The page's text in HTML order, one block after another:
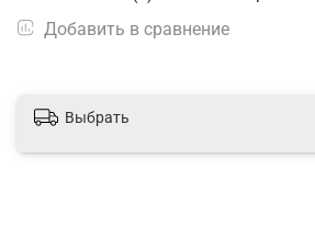
Добавить в сравнение
Выбрать